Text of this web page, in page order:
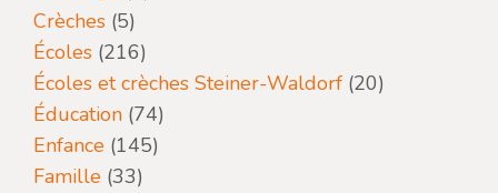
Crèches (5)
Écoles (216)
Écoles et crèches Steiner-Waldorf (20)
Éducation (74)
Enfance (145)
Famille (33)